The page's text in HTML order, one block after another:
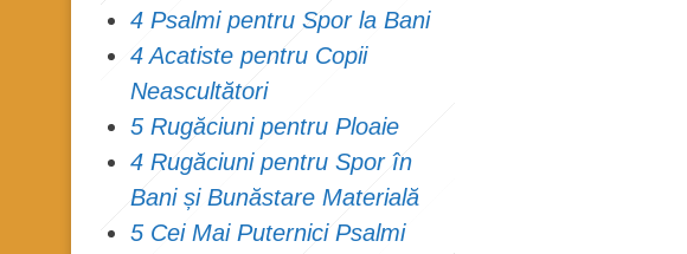
4 Psalmi pentru Spor la Bani
4 Acatiste pentru Copii
Neascultători
5 Rugăciuni pentru Ploaie
4 Rugăciuni pentru Spor în
Bani și Bunăstare Materială
5 Cei Mai Puternici Psalmi